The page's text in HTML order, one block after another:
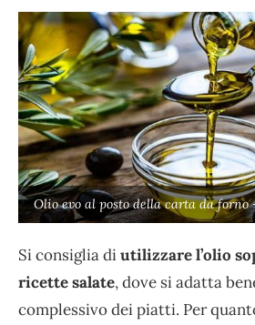
Olio evo al posto della carta da
Si consiglia diutilizzare l’olio
ricette salate, dove si adatta
complessivo dei piatti. Per